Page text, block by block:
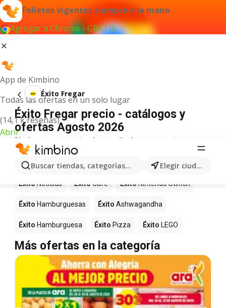
Folletos vigentes siempre a la mano
Agregar a Chrome - GRATIS
App de Kimbino
Todas las ofertas en un solo lugar
(14,1 k reseñas)
Abrir
Buscar tiendas, categorías, productos... Elegir ciudad
Éxito Fregar
Éxito Fregar precio - catálogos y
ofertas Agosto 2026
No hemos encontrado resultados para este
término.
Más productos en tiendas Éxito
Éxito Noticias Éxito Café Éxito Nintendo Switch
Éxito Hamburguesas Éxito Ashwagandha
Éxito Hamburguesa Éxito Pizza Éxito LEGO
Más ofertas en la categoría